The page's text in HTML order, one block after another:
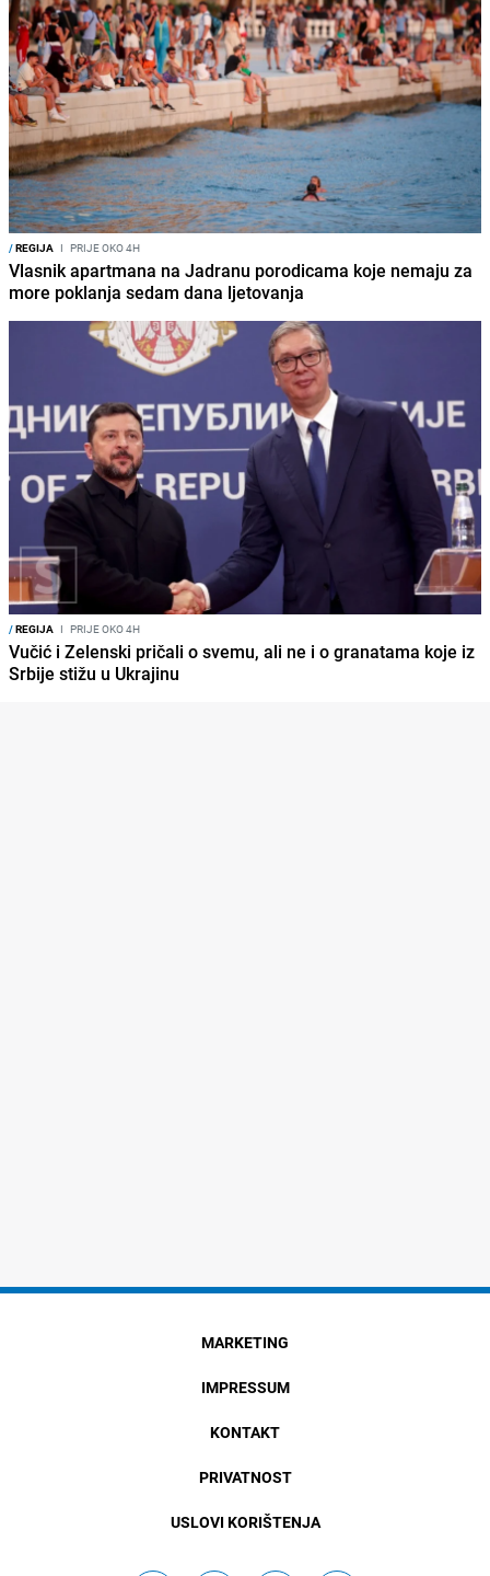
/REGIJA I PRIJE OKO 4H
Vlasnik apartmana na Jadranu porodicama koje nemaju za
more poklanja sedam dana ljetovanja
/REGIJA I PRIJE OKO 4H
Vučić i Zelenski pričali o svemu, ali ne i o granatama koje iz
Srbije stižu u Ukrajinu
MARKETING
IMPRESSUM
KONTAKT
PRIVATNOST
USLOVI KORIŠTENJA